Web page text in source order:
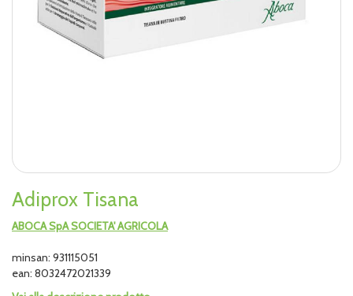
Adiprox Tisana
ABOCA SpA SOCIETA' AGRICOLA
minsan: 931115051
ean: 8032472021339